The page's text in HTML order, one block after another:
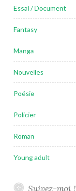
Essai / Document
Fantasy
Manga
Nouvelles
Poésie
Policier
Roman
Young adult
Suivez-moi !